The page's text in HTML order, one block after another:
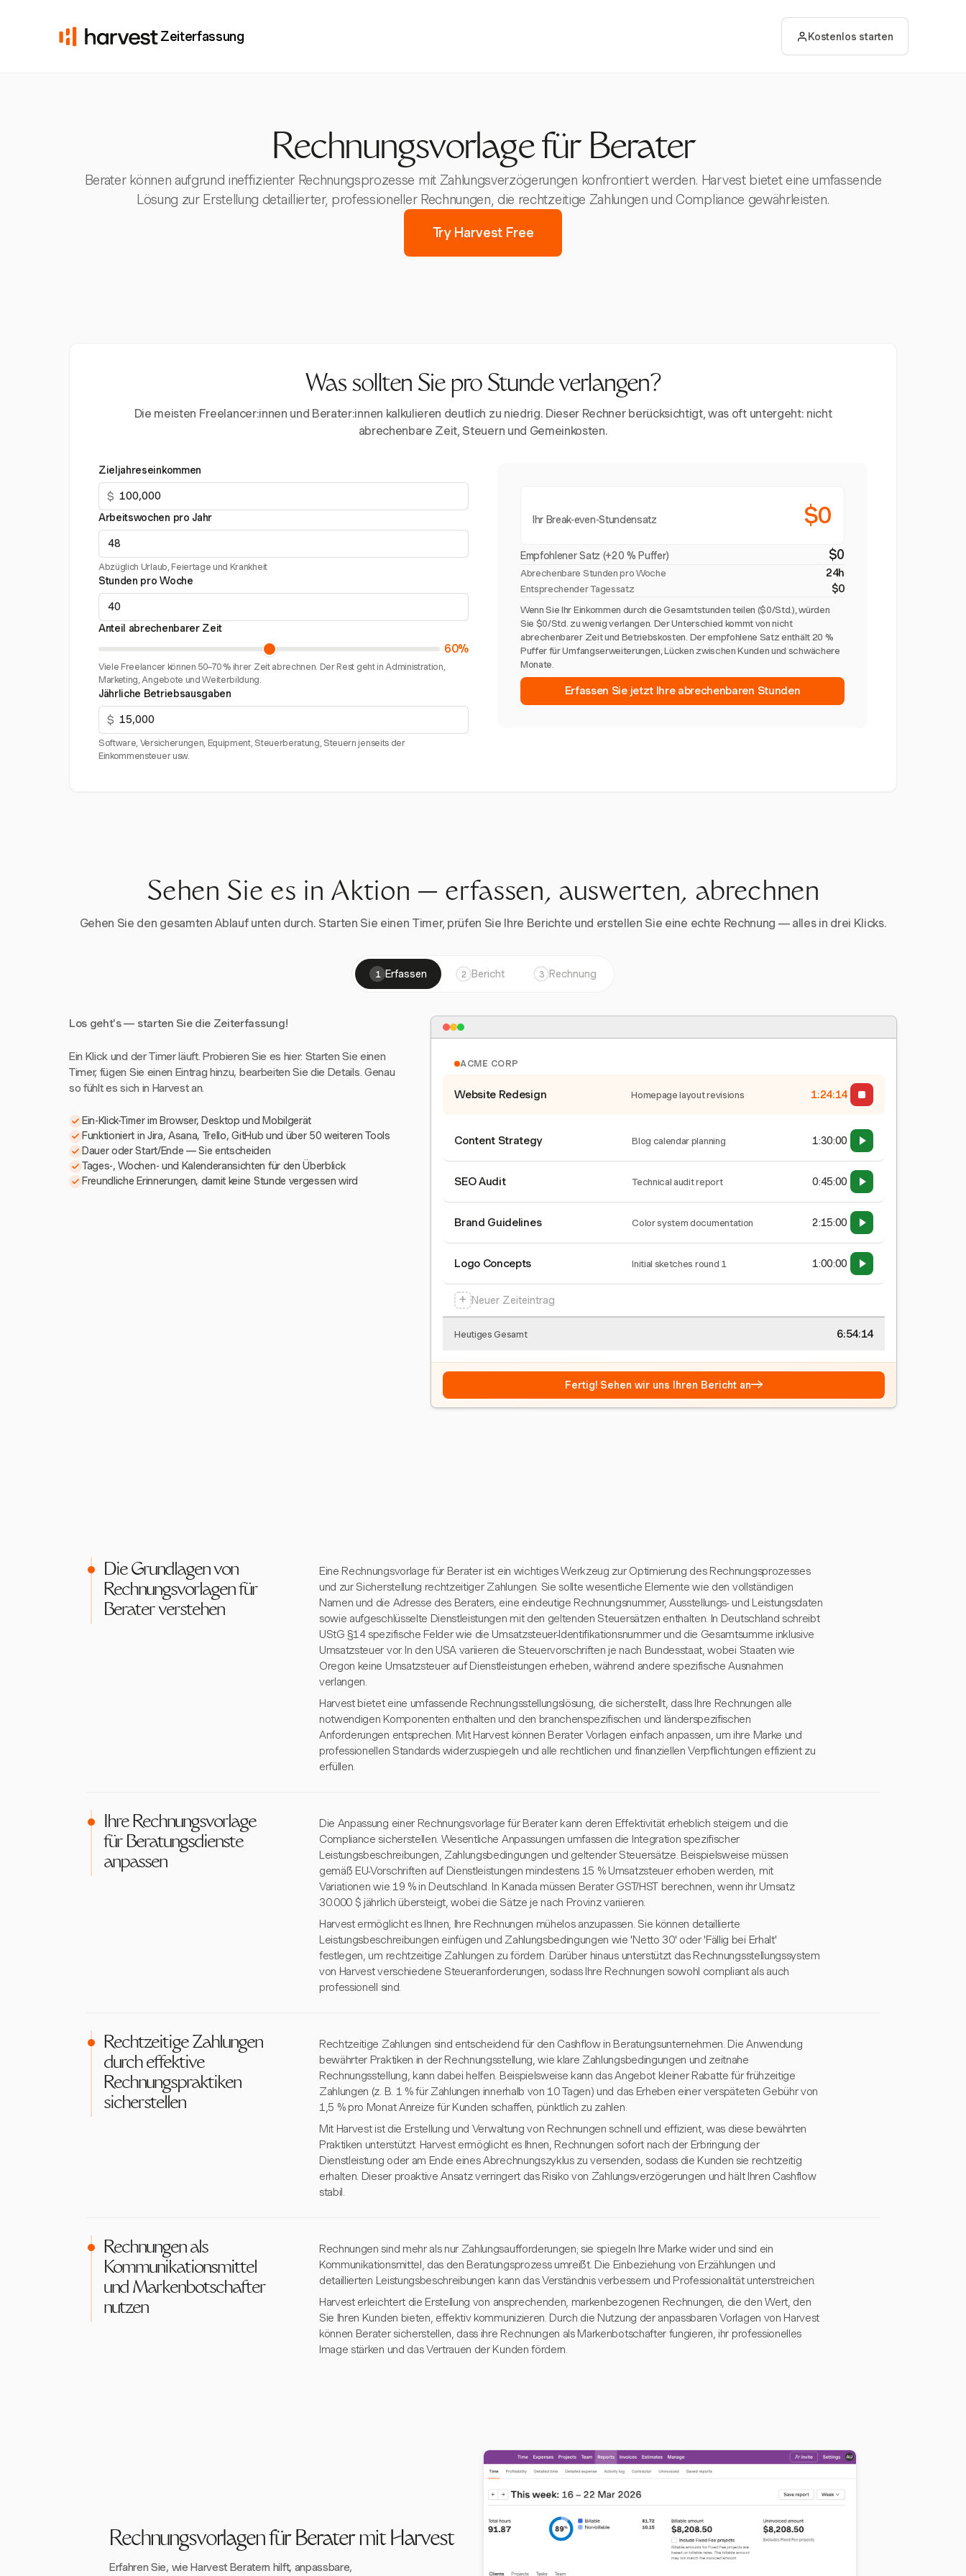
Zeiterfassung Kostenlos starten
Rechnungsvorlage für Berater
Berater können aufgrund ineffizienter Rechnungsprozesse mit Zahlungsverzögerungen konfrontiert werden. Harvest bietet eine umfassende
Lösung zur Erstellung detaillierter, professioneller Rechnungen, die rechtzeitige Zahlungen und Compliance gewährleisten.
Try Harvest Free
Was sollten Sie pro Stunde verlangen?
Die meisten Freelancer:innen und Berater:innen kalkulieren deutlich zu niedrig. Dieser Rechner berücksichtigt, was oft untergeht: nicht
abrechenbare Zeit, Steuern und Gemeinkosten.
Zieljahreseinkommen
$
Arbeitswochen pro Jahr
Abzüglich Urlaub, Feiertage und Krankheit
Stunden pro Woche
Anteil abrechenbarer Zeit
60%
Viele Freelancer können 50–70 % ihrer Zeit abrechnen. Der Rest geht in Administration,
Marketing, Angebote und Weiterbildung.
Jährliche Betriebsausgaben
$
Software, Versicherungen, Equipment, Steuerberatung, Steuern jenseits der
Einkommensteuer usw.
Ihr Break-even-Stundensatz $0
Empfohlener Satz (+20 % Puffer) $0
Abrechenbare Stunden pro Woche 24h
Entsprechender Tagessatz $0
Wenn Sie Ihr Einkommen durch die Gesamtstunden teilen ($0/Std.), würden
Sie $0/Std. zu wenig verlangen. Der Unterschied kommt von nicht
abrechenbarer Zeit und Betriebskosten. Der empfohlene Satz enthält 20 %
Puffer für Umfangserweiterungen, Lücken zwischen Kunden und schwächere
Monate.
Erfassen Sie jetzt Ihre abrechenbaren Stunden
Sehen Sie es in Aktion — erfassen, auswerten, abrechnen
Gehen Sie den gesamten Ablauf unten durch. Starten Sie einen Timer, prüfen Sie Ihre Berichte und erstellen Sie eine echte Rechnung — alles in drei Klicks.
1 Erfassen 2 Bericht 3 Rechnung
Los geht's — starten Sie die Zeiterfassung!
Ein Klick und der Timer läuft. Probieren Sie es hier: Starten Sie einen
Timer, fügen Sie einen Eintrag hinzu, bearbeiten Sie die Details. Genau
so fühlt es sich in Harvest an.
Ein-Klick-Timer im Browser, Desktop und Mobilgerät
Funktioniert in Jira, Asana, Trello, GitHub und über 50 weiteren Tools
Dauer oder Start/Ende — Sie entscheiden
Tages-, Wochen- und Kalenderansichten für den Überblick
Freundliche Erinnerungen, damit keine Stunde vergessen wird
ACME CORP
Website Redesign Homepage layout revisions 1:24:15
Content Strategy Blog calendar planning 1:30:00
SEO Audit Technical audit report 0:45:00
Brand Guidelines Color system documentation 2:15:00
Logo Concepts Initial sketches round 1 1:00:00
+ Neuer Zeiteintrag
Heutiges Gesamt 6:54:15
Fertig! Sehen wir uns Ihren Bericht an→
Die Grundlagen von
Rechnungsvorlagen für
Berater verstehen
Eine Rechnungsvorlage für Berater ist ein wichtiges Werkzeug zur Optimierung des Rechnungsprozesses
und zur Sicherstellung rechtzeitiger Zahlungen. Sie sollte wesentliche Elemente wie den vollständigen
Namen und die Adresse des Beraters, eine eindeutige Rechnungsnummer, Ausstellungs- und Leistungsdaten
sowie aufgeschlüsselte Dienstleistungen mit den geltenden Steuersätzen enthalten. In Deutschland schreibt
UStG §14 spezifische Felder wie die Umsatzsteuer-Identifikationsnummer und die Gesamtsumme inklusive
Umsatzsteuer vor. In den USA variieren die Steuervorschriften je nach Bundesstaat, wobei Staaten wie
Oregon keine Umsatzsteuer auf Dienstleistungen erheben, während andere spezifische Ausnahmen
verlangen.
Harvest bietet eine umfassende Rechnungsstellungslösung, die sicherstellt, dass Ihre Rechnungen alle
notwendigen Komponenten enthalten und den branchenspezifischen und länderspezifischen
Anforderungen entsprechen. Mit Harvest können Berater Vorlagen einfach anpassen, um ihre Marke und
professionellen Standards widerzuspiegeln und alle rechtlichen und finanziellen Verpflichtungen effizient zu
erfüllen.
Ihre Rechnungsvorlage
für Beratungsdienste
anpassen
Die Anpassung einer Rechnungsvorlage für Berater kann deren Effektivität erheblich steigern und die
Compliance sicherstellen. Wesentliche Anpassungen umfassen die Integration spezifischer
Leistungsbeschreibungen, Zahlungsbedingungen und geltender Steuersätze. Beispielsweise müssen
gemäß EU-Vorschriften auf Dienstleistungen mindestens 15 % Umsatzsteuer erhoben werden, mit
Variationen wie 19 % in Deutschland. In Kanada müssen Berater GST/HST berechnen, wenn ihr Umsatz
30.000 $ jährlich übersteigt, wobei die Sätze je nach Provinz variieren.
Harvest ermöglicht es Ihnen, Ihre Rechnungen mühelos anzupassen. Sie können detaillierte
Leistungsbeschreibungen einfügen und Zahlungsbedingungen wie 'Netto 30' oder 'Fällig bei Erhalt'
festlegen, um rechtzeitige Zahlungen zu fördern. Darüber hinaus unterstützt das Rechnungsstellungssystem
von Harvest verschiedene Steueranforderungen, sodass Ihre Rechnungen sowohl compliant als auch
professionell sind.
Rechtzeitige Zahlungen
durch effektive
Rechnungspraktiken
sicherstellen
Rechtzeitige Zahlungen sind entscheidend für den Cashflow in Beratungsunternehmen. Die Anwendung
bewährter Praktiken in der Rechnungsstellung, wie klare Zahlungsbedingungen und zeitnahe
Rechnungsstellung, kann dabei helfen. Beispielsweise kann das Angebot kleiner Rabatte für frühzeitige
Zahlungen (z. B. 1 % für Zahlungen innerhalb von 10 Tagen) und das Erheben einer verspäteten Gebühr von
1,5 % pro Monat Anreize für Kunden schaffen, pünktlich zu zahlen.
Mit Harvest ist die Erstellung und Verwaltung von Rechnungen schnell und effizient, was diese bewährten
Praktiken unterstützt. Harvest ermöglicht es Ihnen, Rechnungen sofort nach der Erbringung der
Dienstleistung oder am Ende eines Abrechnungszyklus zu versenden, sodass die Kunden sie rechtzeitig
erhalten. Dieser proaktive Ansatz verringert das Risiko von Zahlungsverzögerungen und hält Ihren Cashflow
stabil.
Rechnungen als
Kommunikationsmittel
und Markenbotschafter
nutzen
Rechnungen sind mehr als nur Zahlungsaufforderungen; sie spiegeln Ihre Marke wider und sind ein
Kommunikationsmittel, das den Beratungsprozess umreißt. Die Einbeziehung von Erzählungen und
detaillierten Leistungsbeschreibungen kann das Verständnis verbessern und Professionalität unterstreichen.
Harvest erleichtert die Erstellung von ansprechenden, markenbezogenen Rechnungen, die den Wert, den
Sie Ihren Kunden bieten, effektiv kommunizieren. Durch die Nutzung der anpassbaren Vorlagen von Harvest
können Berater sicherstellen, dass ihre Rechnungen als Markenbotschafter fungieren, ihr professionelles
Image stärken und das Vertrauen der Kunden fördern.
Rechnungsvorlagen für Berater mit Harvest
Erfahren Sie, wie Harvest Beratern hilft, anpassbare,